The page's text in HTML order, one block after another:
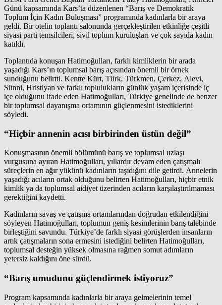
Günü kapsamında Kars’ta düzenlenen “Barış ve Demokratik
Toplum İçin Kadın Buluşması” programında kadınlarla bir araya
geldi. Bir otelin toplantı salonunda gerçekleştirilen etkinliğe çeşitli
siyasi parti temsilcileri, sivil toplum kuruluşları ve çok sayıda kadın
katıldı.
Toplantıda konuşan Hatimoğulları, farklı kimliklerin bir arada
yaşadığı Kars’ın toplumsal barış açısından önemli bir örnek
sunduğunu belirtti. Kentte Kürt, Türk, Türkmen, Çerkez, Alevi,
Sünni, Hristiyan ve farklı toplulukların günlük yaşam içerisinde iç
içe olduğunu ifade eden Hatimoğulları, Türkiye genelinde de benzer
bir toplumsal dayanışma ortamının güçlenmesini istediklerini
söyledi.
“Hiçbir annenin acısı birbirinden üstün değil”
Konuşmasının önemli bölümünü barış ve toplumsal uzlaşı
vurgusuna ayıran Hatimoğulları, yıllardır devam eden çatışmalı
süreçlerin en ağır yükünü kadınların taşıdığını dile getirdi. Annelerin
yaşadığı acıların ortak olduğunu belirten Hatimoğulları, hiçbir etnik
kimlik ya da toplumsal aidiyet üzerinden acıların karşılaştırılmaması
gerektiğini kaydetti.
Kadınların savaş ve çatışma ortamlarından doğrudan etkilendiğini
söyleyen Hatimoğulları, toplumun geniş kesimlerinin barış talebinde
birleştiğini savundu. Türkiye’de farklı siyasi görüşlerden insanların
artık çatışmaların sona ermesini istediğini belirten Hatimoğulları,
toplumsal desteğin yüksek olmasına rağmen somut adımların
yetersiz kaldığını öne sürdü.
“Barış umudunu güçlendirmek istiyoruz”
Program kapsamında kadınlarla bir araya gelmelerinin temel